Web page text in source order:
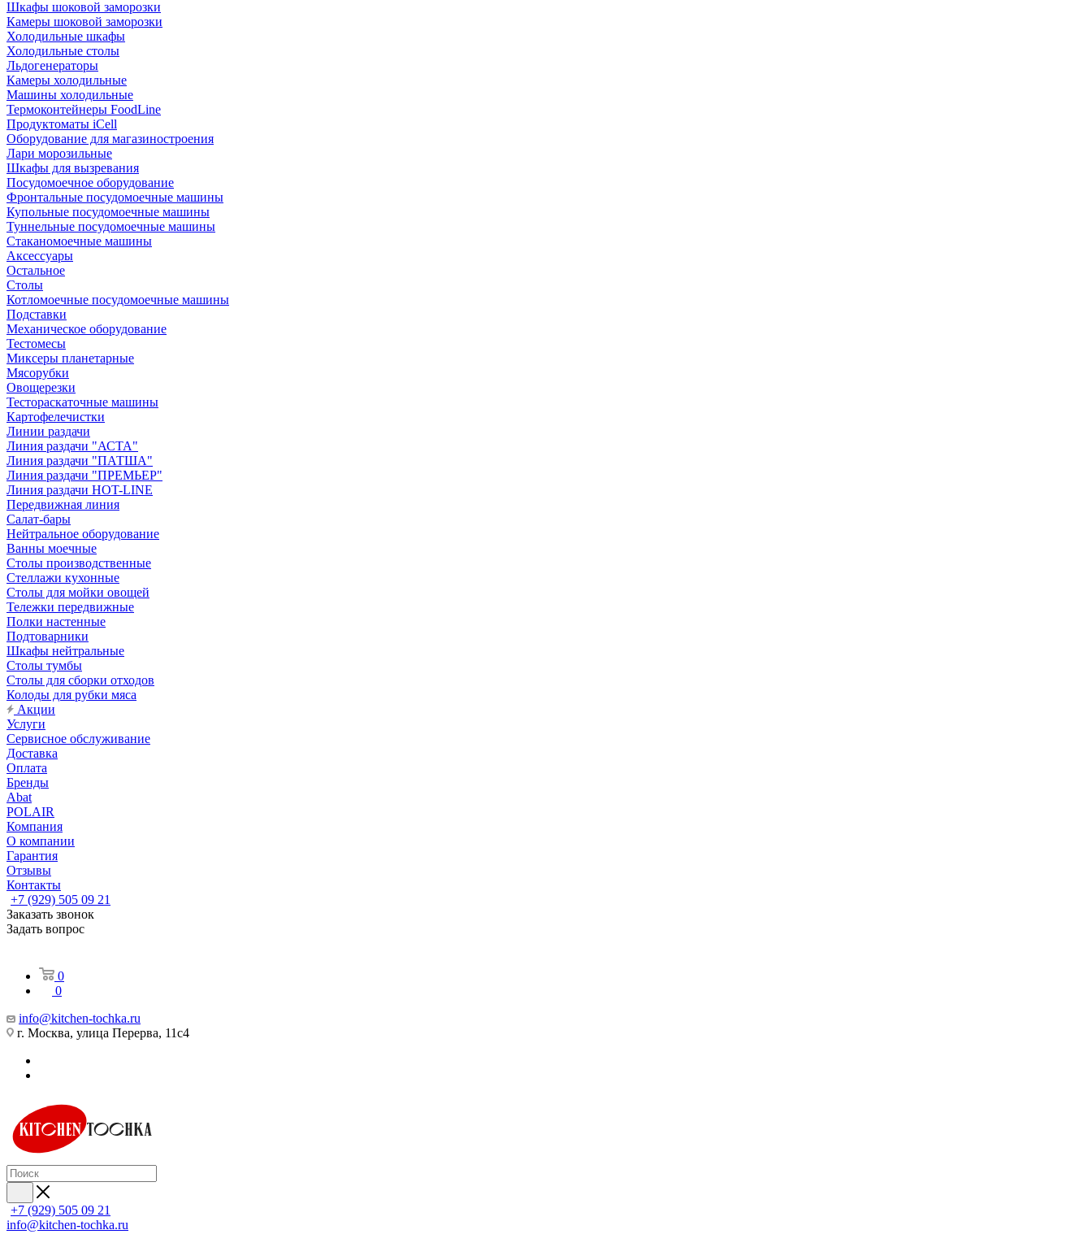
Шкафы шоковой заморозки
Камеры шоковой заморозки
Холодильные шкафы
Холодильные столы
Льдогенераторы
Камеры холодильные
Машины холодильные
Термоконтейнеры FoodLine
Продуктоматы iCell
Оборудование для магазиностроения
Лари морозильные
Шкафы для вызревания
Посудомоечное оборудование
Фронтальные посудомоечные машины
Купольные посудомоечные машины
Туннельные посудомоечные машины
Стаканомоечные машины
Аксессуары
Остальное
Столы
Котломоечные посудомоечные машины
Подставки
Механическое оборудование
Тестомесы
Миксеры планетарные
Мясорубки
Овощерезки
Тестораскаточные машины
Картофелечистки
Линии раздачи
Линия раздачи "АСТА"
Линия раздачи "ПАТША"
Линия раздачи "ПРЕМЬЕР"
Линия раздачи HOT-LINE
Передвижная линия
Салат-бары
Нейтральное оборудование
Ванны моечные
Столы производственные
Стеллажи кухонные
Столы для мойки овощей
Тележки передвижные
Полки настенные
Подтоварники
Шкафы нейтральные
Столы тумбы
Столы для сборки отходов
Колоды для рубки мяса
Акции
Услуги
Сервисное обслуживание
Доставка
Оплата
Бренды
Abat
POLAIR
Компания
О компании
Гарантия
Отзывы
Контакты
+7 (929) 505 09 21
Заказать звонок
Задать вопрос
0
0
info@kitchen-tochka.ru
г. Москва, улица Перерва, 11с4
+7 (929) 505 09 21
info@kitchen-tochka.ru